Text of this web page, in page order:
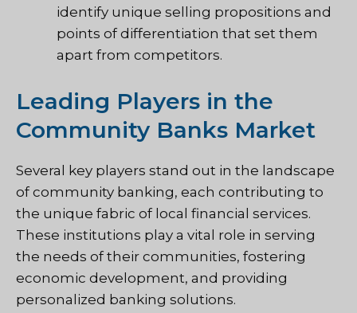
identify unique selling propositions and
points of differentiation that set them
apart from competitors.
Leading Players in the
Community Banks Market
Several key players stand out in the landscape
of community banking, each contributing to
the unique fabric of local financial services.
These institutions play a vital role in serving
the needs of their communities, fostering
economic development, and providing
personalized banking solutions.